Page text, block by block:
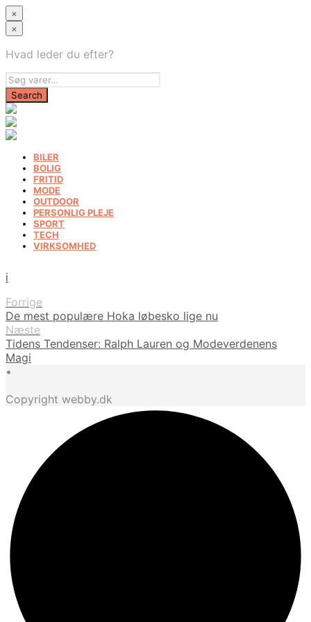
×
×
Hvad leder du efter?
BILER
BOLIG
FRITID
MODE
OUTDOOR
PERSONLIG PLEJE
SPORT
TECH
VIRKSOMHED
i
Forrige
De mest populære Hoka løbesko lige nu
Næste
Tidens Tendenser: Ralph Lauren og Modeverdenens
Magi
•
Copyright webby.dk